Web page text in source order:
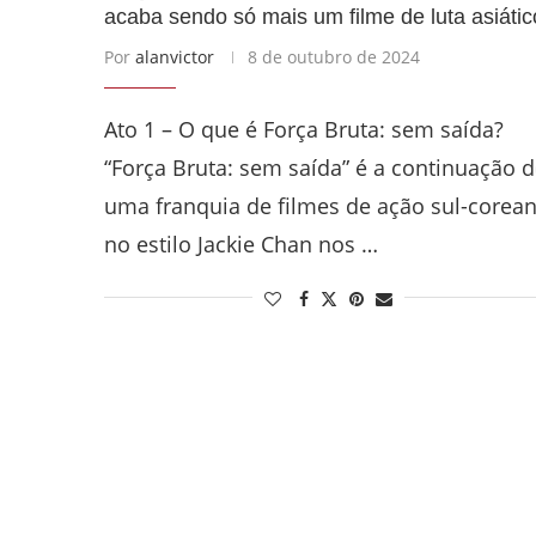
acaba sendo só mais um filme de luta
Por alanvictor 8 de outubro de 2024
Ato 1 – O que é Força Bruta: sem saída?
“Força Bruta: sem saída” é a continuação
uma franquia de filmes de ação sul-
no estilo Jackie Chan nos …